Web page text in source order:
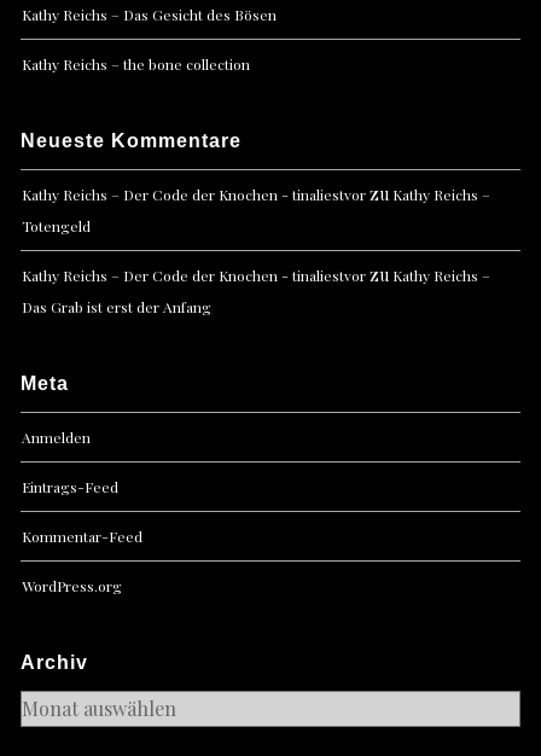
Kathy Reichs – Das Gesicht des Bösen
Kathy Reichs – the bone collection
Neueste Kommentare
Kathy Reichs – Der Code der Knochen - tinaliestvorzu Kathy Reichs –
Totengeld
Kathy Reichs – Der Code der Knochen - tinaliestvorzu Kathy Reichs –
Das Grab ist erst der Anfang
Meta
Anmelden
Eintrags-Feed
Kommentar-Feed
WordPress.org
Archiv
Archiv